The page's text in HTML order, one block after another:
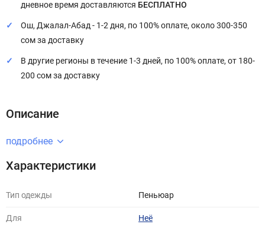
дневное время доставляются БЕСПЛАТНО
Ош, Джалал-Абад - 1-2 дня, по 100% оплате, около 300-350
сом за доставку
В другие регионы в течение 1-3 дней, по 100% оплате, от 180-
200 сом за доставку
Описание
подробнее
Характеристики
Тип одежды Пеньюар
Для Неё